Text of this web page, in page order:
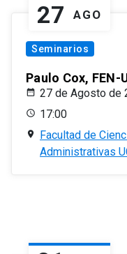
27 AGO
Seminarios
Paulo Cox, FEN-
27 de Agosto de
17:00
Facultad de
Administrativas